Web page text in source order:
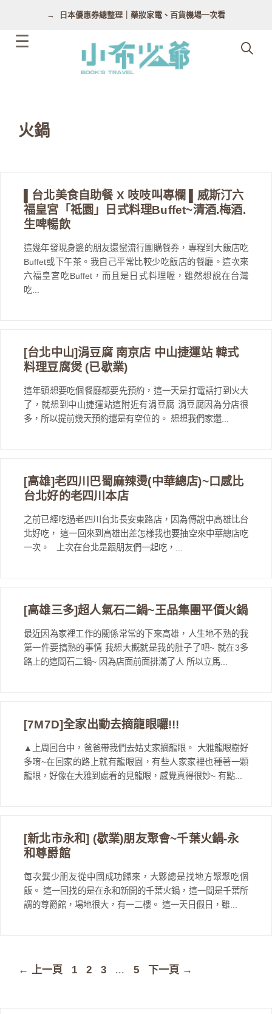
日本優惠券總整理｜藥妝家電、百貨機場一次看
火鍋
▌台北美食自助餐 X 吱吱叫專欄 ▌威斯汀六
福皇宮「祗園」日式料理Buffet~清酒.梅酒.
生啤暢飲
這幾年發現身邊的朋友還蠻流行團購餐券，專程到大飯店吃
Buffet或下午茶。我自己平常比較少吃飯店的餐廳。這次來
六福皇宮吃Buffet，而且是日式料理喔，雖然想說在台灣
吃...
[台北中山]涓豆腐 南京店 中山捷運站 韓式
料理豆腐煲 (已歇業)
這年頭想要吃個餐廳都要先預約，這一天是打電話打到火大
了，就想到中山捷運站這附近有涓豆腐 涓豆腐因為分店很
多，所以提前幾天預約還是有空位的。 想想我們家還...
[高雄]老四川巴蜀麻辣燙(中華總店)~口感比
台北好的老四川本店
之前已經吃過老四川台北長安東路店，因為傳說中高雄比台
北好吃， 這一回來到高雄出差怎樣我也要抽空來中華總店吃
一次。 上次在台北是跟朋友們一起吃，...
[高雄三多]超人氣石二鍋~王品集團平價火鍋
最近因為家裡工作的關係常常的下來高雄，人生地不熟的我
第一件要搞熟的事情 我想大概就是我的肚子了吧~ 就在3多
路上的這間石二鍋~ 因為店面前面排滿了人 所以立馬...
[7M7D]全家出動去摘龍眼囉!!!
▲上周回台中，爸爸帶我們去姑丈家摘龍眼。 大雅龍眼樹好
多唷~在回家的路上就有龍眼園，有些人家家裡也種著一顆
龍眼，好像在大雅到處看的見龍眼，感覺真得很妙~ 有點...
[新北市永和] (歇業)朋友聚會~千葉火鍋-永
和尊爵館
每次龔少朋友從中國成功歸來，大夥總是找地方聚聚吃個
飯。 這一回找的是在永和新開的千葉火鍋，這一間是千葉所
謂的尊爵館，場地很大，有一二樓。 這一天日假日，雖...
← 上一頁
頁
1
頁
2
頁
3 ...
頁
5 下一頁 →